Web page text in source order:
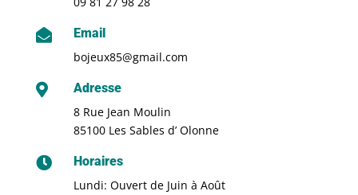

Email
bojeux85@gmail.com

Adresse
8 Rue Jean Moulin
85100 Les Sables d’ Olonne

Horaires
Lundi: Ouvert de Juin à Août